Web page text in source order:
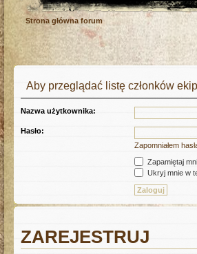
Strona główna forum
Aby przeglądać listę członków
Nazwa użytkownika:
Hasło:
Zapomniałem
Zapamiętaj
Ukryj mnie w
ZAREJESTRUJ